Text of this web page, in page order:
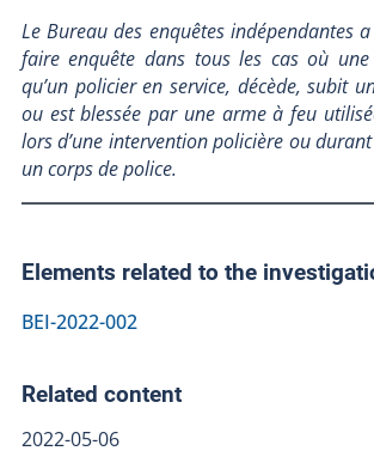
Le Bureau des enquêtes indépendantes
faire enquête dans tous les cas où
qu’un policier en service, décède, subit
ou est blessée par une arme à feu
lors d’une intervention policière ou
un corps de police.
Elements related to the
BEI-2022-002
Related content
2022-05-06